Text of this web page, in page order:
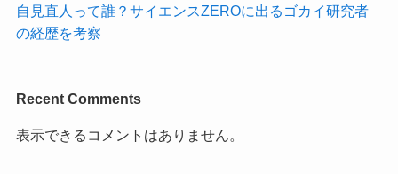
自見直人って誰？サイエンスZEROに出るゴカイ研究者
の経歴を考察
Recent Comments
表示できるコメントはありません。